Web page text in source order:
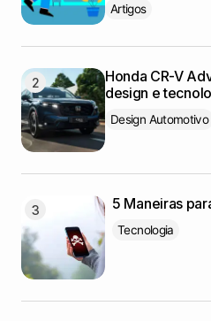
Artigos
Honda CR-V
design e
Design Automotivo
5 Maneiras
Tecnologia